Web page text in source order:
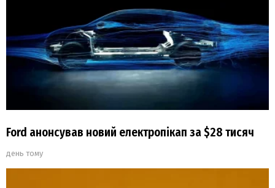
Ford анонсував новий електропікап за $28 тисяч
день тому